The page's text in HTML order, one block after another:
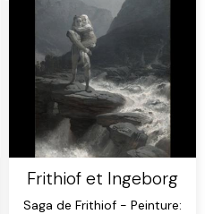
Frithiof et Ingeborg
Saga de Frithiof - Peinture: